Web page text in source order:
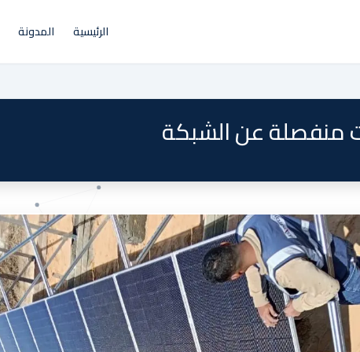
الرئيسية المدونة